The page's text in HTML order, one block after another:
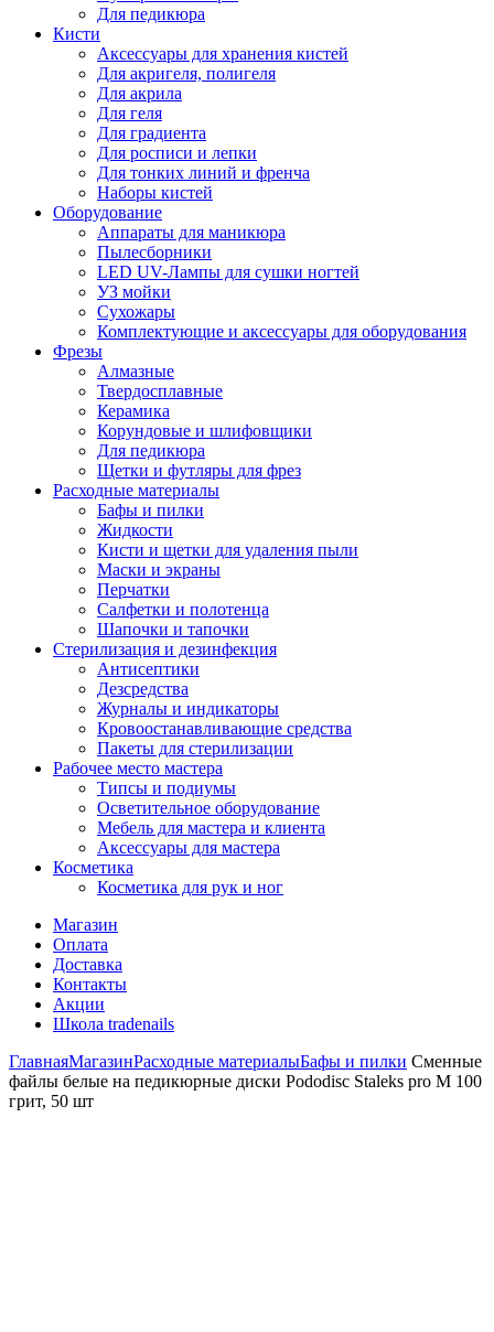
Для педикюра
Кисти
Аксессуары для хранения кистей
Для акригеля, полигеля
Для акрила
Для геля
Для градиента
Для росписи и лепки
Для тонких линий и френча
Наборы кистей
Оборудование
Аппараты для маникюра
Пылесборники
LED UV-Лампы для сушки ногтей
УЗ мойки
Сухожары
Комплектующие и аксессуары для оборудования
Фрезы
Алмазные
Твердосплавные
Керамика
Корундовые и шлифовщики
Для педикюра
Щетки и футляры для фрез
Расходные материалы
Бафы и пилки
Жидкости
Кисти и щетки для удаления пыли
Маски и экраны
Перчатки
Салфетки и полотенца
Шапочки и тапочки
Стерилизация и дезинфекция
Антисептики
Дезсредства
Журналы и индикаторы
Кровоостанавливающие средства
Пакеты для стерилизации
Рабочее место мастера
Типсы и подиумы
Осветительное оборудование
Мебель для мастера и клиента
Аксессуары для мастера
Косметика
Косметика для рук и ног
Магазин
Оплата
Доставка
Контакты
Акции
Школа tradenails
ГлавнаяМагазинРасходные материалыБафы и пилки Сменные
файлы белые на педикюрные диски Pododisc Staleks pro M 100
грит, 50 шт